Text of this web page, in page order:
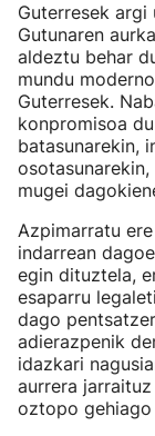
Guterresek
Gutunaren
aldeztu behar
mundu
Guterresek.
konpromisoa
batasunarekin,
mugei
Azpimarratu
indarrean
egin dituztela,
esaparru
dago
adierazpenik
idazkari
aurrera
oztopo